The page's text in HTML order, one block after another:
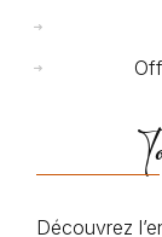
Découvrez